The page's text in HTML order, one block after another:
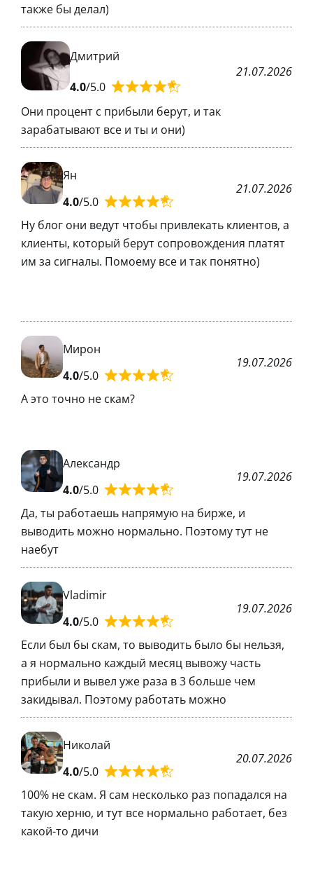
также бы делал)
Дмитрий
4.0/5.0
21.07.2026
Они процент с прибыли берут, и так
зарабатывают все и ты и они)
Ян
4.0/5.0
21.07.2026
Ну блог они ведут чтобы привлекать клиентов, а
клиенты, который берут сопровождения платят
им за сигналы. Помоему все и так понятно)
Мирон
4.0/5.0
19.07.2026
А это точно не скам?
Александр
4.0/5.0
19.07.2026
Да, ты работаешь напрямую на бирже, и
выводить можно нормально. Поэтому тут не
наебут
Vladimir
4.0/5.0
19.07.2026
Если был бы скам, то выводить было бы нельзя,
а я нормально каждый месяц вывожу часть
прибыли и вывел уже раза в 3 больше чем
закидывал. Поэтому работать можно
Николай
4.0/5.0
20.07.2026
100% не скам. Я сам несколько раз попадался на
такую херню, и тут все нормально работает, без
какой-то дичи